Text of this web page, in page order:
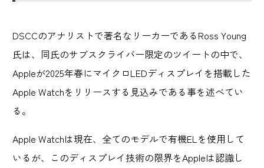
DSCCのアナリストで著名なリーカーであるRoss Young
氏は、同氏のサブスクライバー限定のツイートの中で、
Appleが2025年春にマイクロLEDディスプレイを搭載した
Apple Watchをリリースする見込みである事を述べてい
る。
Apple Watchは現在、全てのモデルで有機ELを使用して
いるが、このディスプレイ技術の限界をAppleは認識し